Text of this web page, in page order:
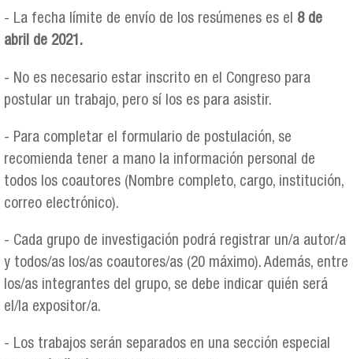
- La fecha límite de envío de los resúmenes es el 8 de
abril de 2021.
- No es necesario estar inscrito en el Congreso para
postular un trabajo, pero sí los es para asistir.
- Para completar el formulario de postulación, se
recomienda tener a mano la información personal de
todos los coautores (Nombre completo, cargo, institución,
correo electrónico).
- Cada grupo de investigación podrá registrar un/a autor/a
y todos/as los/as coautores/as (20 máximo). Además, entre
los/as integrantes del grupo, se debe indicar quién será
el/la expositor/a.
- Los trabajos serán separados en una sección especial